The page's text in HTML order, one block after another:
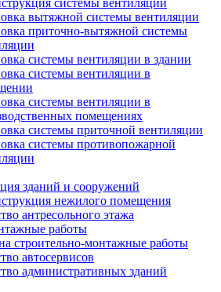
системы вентиляции
вытяжной системы вентиляции
приточно-вытяжной системы
системы вентиляции в здании
системы вентиляции в
системы вентиляции в
помещениях
системы приточной вентиляции
системы противопожарной
зданий и сооружений
нежилого помещения
антресольного этажа
работы
строительно-монтажные работы
автосервисов
административных зданий